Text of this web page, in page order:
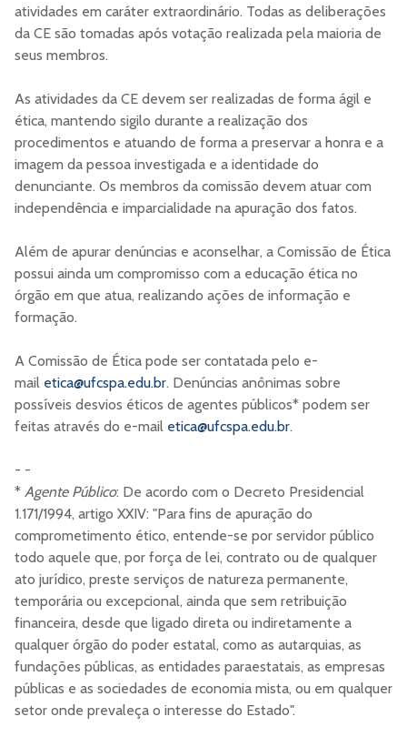
atividades em caráter extraordinário. Todas as deliberações
da CE são tomadas após votação realizada pela maioria de
seus membros.
As atividades da CE devem ser realizadas de forma ágil e
ética, mantendo sigilo durante a realização dos
procedimentos e atuando de forma a preservar a honra e a
imagem da pessoa investigada e a identidade do
denunciante. Os membros da comissão devem atuar com
independência e imparcialidade na apuração dos fatos.
Além de apurar denúncias e aconselhar, a Comissão de Ética
possui ainda um compromisso com a educação ética no
órgão em que atua, realizando ações de informação e
formação.
A Comissão de Ética pode ser contatada pelo e-
mail etica@ufcspa.edu.br. Denúncias anônimas sobre
possíveis desvios éticos de agentes públicos* podem ser
feitas através do e-mail etica@ufcspa.edu.br.
- -
* Agente Público: De acordo com o Decreto Presidencial
1.171/1994, artigo XXIV: "Para fins de apuração do
comprometimento ético, entende-se por servidor público
todo aquele que, por força de lei, contrato ou de qualquer
ato jurídico, preste serviços de natureza permanente,
temporária ou excepcional, ainda que sem retribuição
financeira, desde que ligado direta ou indiretamente a
qualquer órgão do poder estatal, como as autarquias, as
fundações públicas, as entidades paraestatais, as empresas
públicas e as sociedades de economia mista, ou em qualquer
setor onde prevaleça o interesse do Estado".